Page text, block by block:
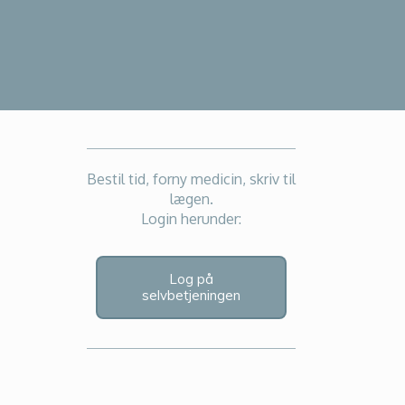
Bestil tid, forny medicin, skriv til
lægen.
Login herunder:
Log på
selvbetjeningen